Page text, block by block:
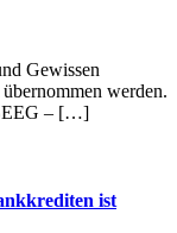
Gewissen
werden.
– […]
ist